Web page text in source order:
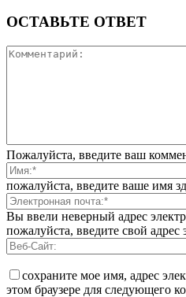
ОСТАВЬТЕ ОТВЕТ
Пожалуйста, введите ваш
пожалуйста, введите ваше имя
Вы ввели неверный адрес
пожалуйста, введите свой адрес
сохраните мое имя, адрес
этом браузере для следующего